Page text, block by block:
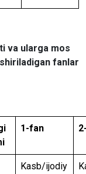
va ularga mos
fanlar
1-fan
Kasb/ijodiy